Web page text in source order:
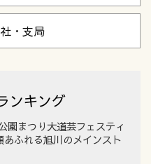
・支局
ンキング
まつり大道芸フェスティ
あふれる旭川のメインスト